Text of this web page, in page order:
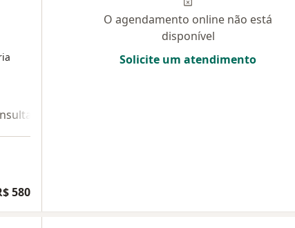
2
580
O agendamento online não está
disponível
Solicite um atendimento